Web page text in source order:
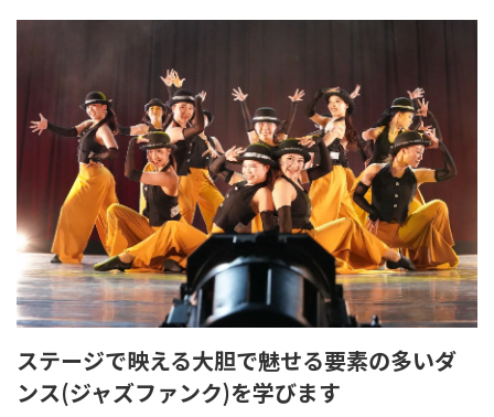
ステージで映える大胆で魅せる要素の多いダ
ンス(ジャズファンク)を学びます